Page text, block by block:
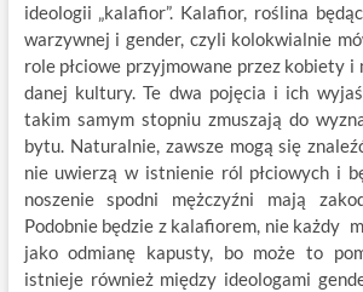
ideologii „kalafior”. Kalafior, roślina
warzywnej i gender, czyli kolokwialnie
role płciowe przyjmowane przez kobiety i
danej kultury. Te dwa pojęcia i ich
takim samym stopniu zmuszają do
bytu. Naturalnie, zawsze mogą się
nie uwierzą w istnienie ról płciowych i
noszenie spodni mężczyźni mają
Podobnie będzie z kalafiorem, nie każdy
jako odmianę kapusty, bo może to
istnieje również między ideologami